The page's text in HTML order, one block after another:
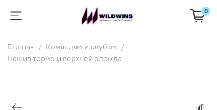
0
Главная
Командам и клубам
Пошив термо и верхней одежда